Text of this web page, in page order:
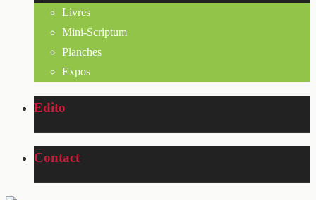
Livres
Mini-Scriptum
Planches
Expos
Edito
Contact